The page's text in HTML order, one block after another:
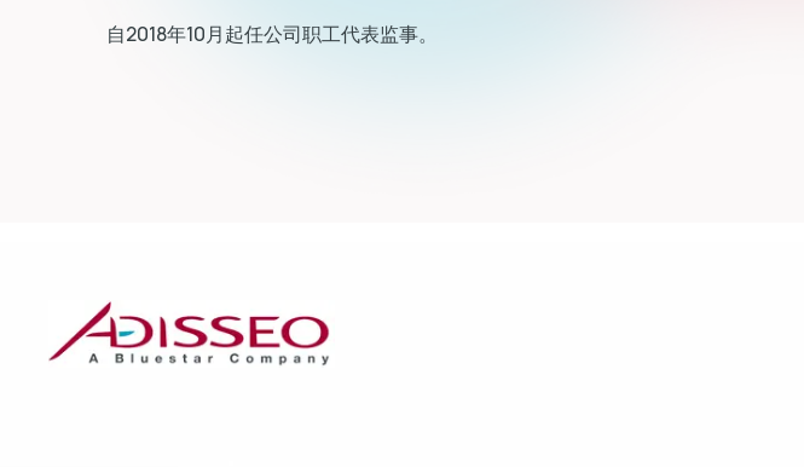
自2018年10月起任公司职工代表监事。